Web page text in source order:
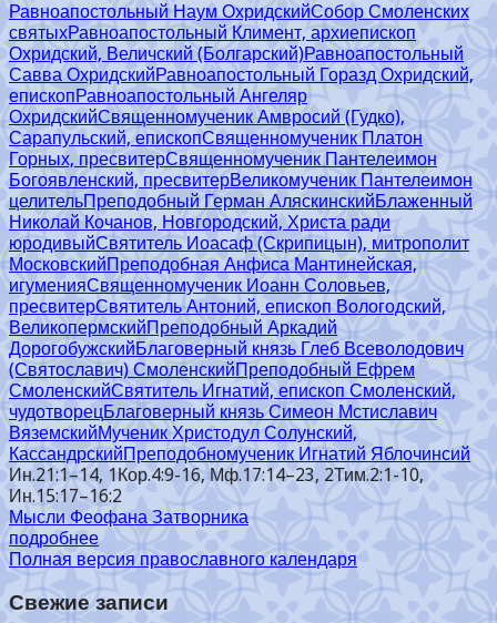
Равноапостольный Наум ОхридскийСобор Смоленских
святыхРавноапостольный Климент, архиепископ
Охридский, Величский (Болгарский)Равноапостольный
Савва ОхридскийРавноапостольный Горазд Охридский,
епископРавноапостольный Ангеляр
ОхридскийСвященномученик Амвросий (Гудко),
Сарапульский, епископСвященномученик Платон
Горных, пресвитерСвященномученик Пантелеимон
Богоявленский, пресвитерВеликомученик Пантелеимон
целительПреподобный Герман АляскинскийБлаженный
Николай Кочанов, Новгородский, Христа ради
юродивыйСвятитель Иоасаф (Скрипицын), митрополит
МосковскийПреподобная Анфиса Мантинейская,
игуменияСвященномученик Иоанн Соловьев,
пресвитерСвятитель Антоний, епископ Вологодский,
ВеликопермскийПреподобный Аркадий
ДорогобужскийБлаговерный князь Глеб Всеволодович
(Святославич) СмоленскийПреподобный Ефрем
СмоленскийСвятитель Игнатий, епископ Смоленский,
чудотворецБлаговерный князь Симеон Мстиславич
ВяземскийМученик Христодул Солунский,
КассандрскийПреподобномученик Игнатий Яблочинсий
Ин.21:1–14, 1Кор.4:9-16, Мф.17:14–23, 2Тим.2:1-10,
Ин.15:17–16:2
Мысли Феофана Затворника
подробнее
Полная версия православного календаря
Свежие записи